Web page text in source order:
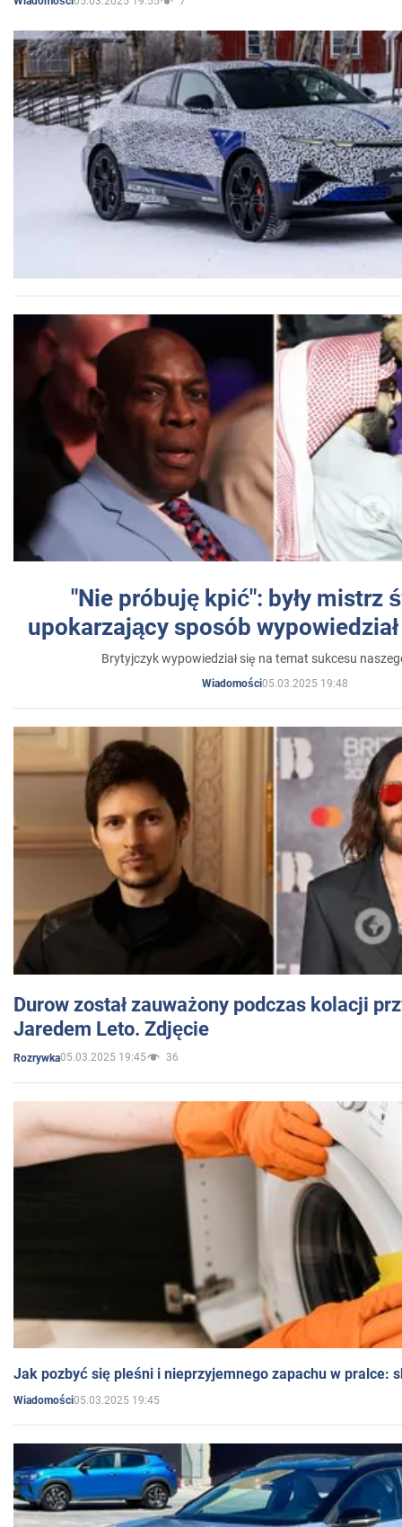
"Nie próbuję kpić": były mistrz
upokarzający sposób
Brytyjczyk wypowiedział się na temat sukcesu
Wiadomości05.03.2025 19:48
Durow został zauważony podczas kolacji
Jaredem Leto. Zdjęcie
Rozrywka05.03.2025 19:45 36
Jak pozbyć się pleśni i nieprzyjemnego zapachu w pralce:
Wiadomości05.03.2025 19:45